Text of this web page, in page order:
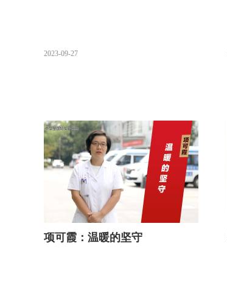
2023-09-27
项可霞：温暖的坚守